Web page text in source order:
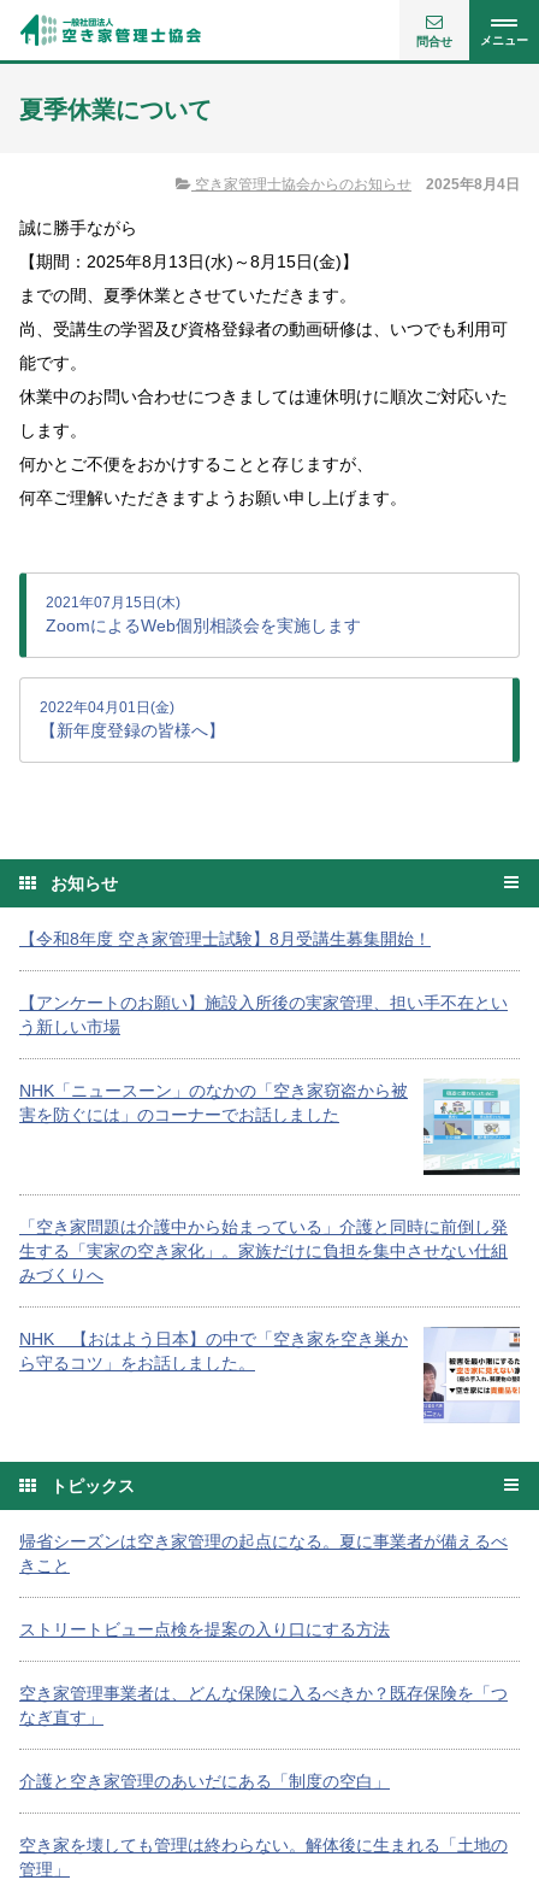
メニュー
問合せ
夏季休業について
空き家管理士協会からのお知らせ 2025年8月4日
誠に勝手ながら
【期間：2025年8月13日(水)～8月15日(金)】
までの間、夏季休業とさせていただきます。
尚、受講生の学習及び資格登録者の動画研修は、いつでも利用可
能です。
休業中のお問い合わせにつきましては連休明けに順次ご対応いた
します。
何かとご不便をおかけすることと存じますが、
何卒ご理解いただきますようお願い申し上げます。
2021年07月15日(木)
ZoomによるWeb個別相談会を実施します
2022年04月01日(金)
【新年度登録の皆様へ】
お知らせ
【令和8年度 空き家管理士試験】8月受講生募集開始！
【アンケートのお願い】施設入所後の実家管理、担い手不在とい
う新しい市場
NHK「ニュースーン」のなかの「空き家窃盗から被
害を防ぐには」のコーナーでお話しました
「空き家問題は介護中から始まっている」介護と同時に前倒し発
生する「実家の空き家化」。家族だけに負担を集中させない仕組
みづくりへ
NHK 【おはよう日本】の中で「空き家を空き巣か
ら守るコツ」をお話しました。
トピックス
帰省シーズンは空き家管理の起点になる。夏に事業者が備えるべ
きこと
ストリートビュー点検を提案の入り口にする方法
空き家管理事業者は、どんな保険に入るべきか？既存保険を「つ
なぎ直す」
介護と空き家管理のあいだにある「制度の空白」
空き家を壊しても管理は終わらない。解体後に生まれる「土地の
管理」